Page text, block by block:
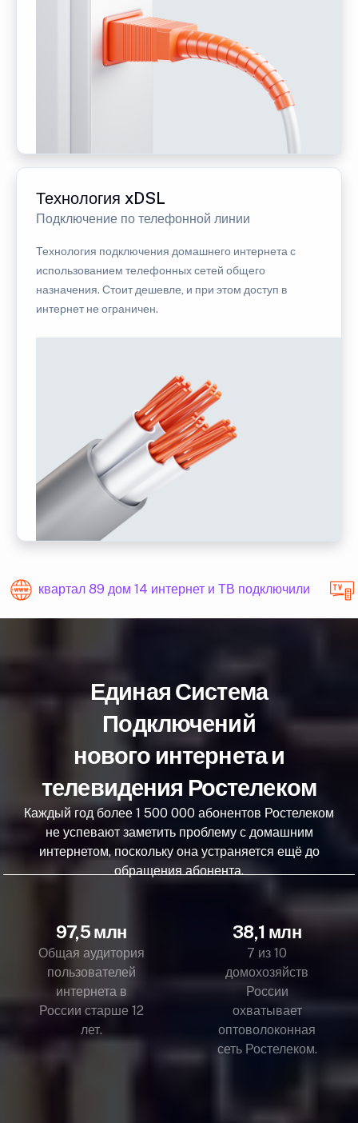
Технология xDSL
Подключение по телефонной линии
Технология подключения домашнего интернета с
использованием телефонных сетей общего
назначения. Стоит дешевле, и при этом доступ в
интернет не ограничен.
квартал 89 дом 14 интернет и ТВ подключили
Единая Система
Подключений
нового интернета и
телевидения Ростелеком
Каждый год более 1 500 000 абонентов Ростелеком
не успевают заметить проблему с домашним
интернетом, поскольку она устраняется ещё до
обращения абонента.
97,5 млн
Общая аудитория
пользователей
интернета в
России старше 12
лет.
38,1 млн
7 из 10
домохозяйств
России
охватывает
оптоволоконная
сеть Ростелеком.